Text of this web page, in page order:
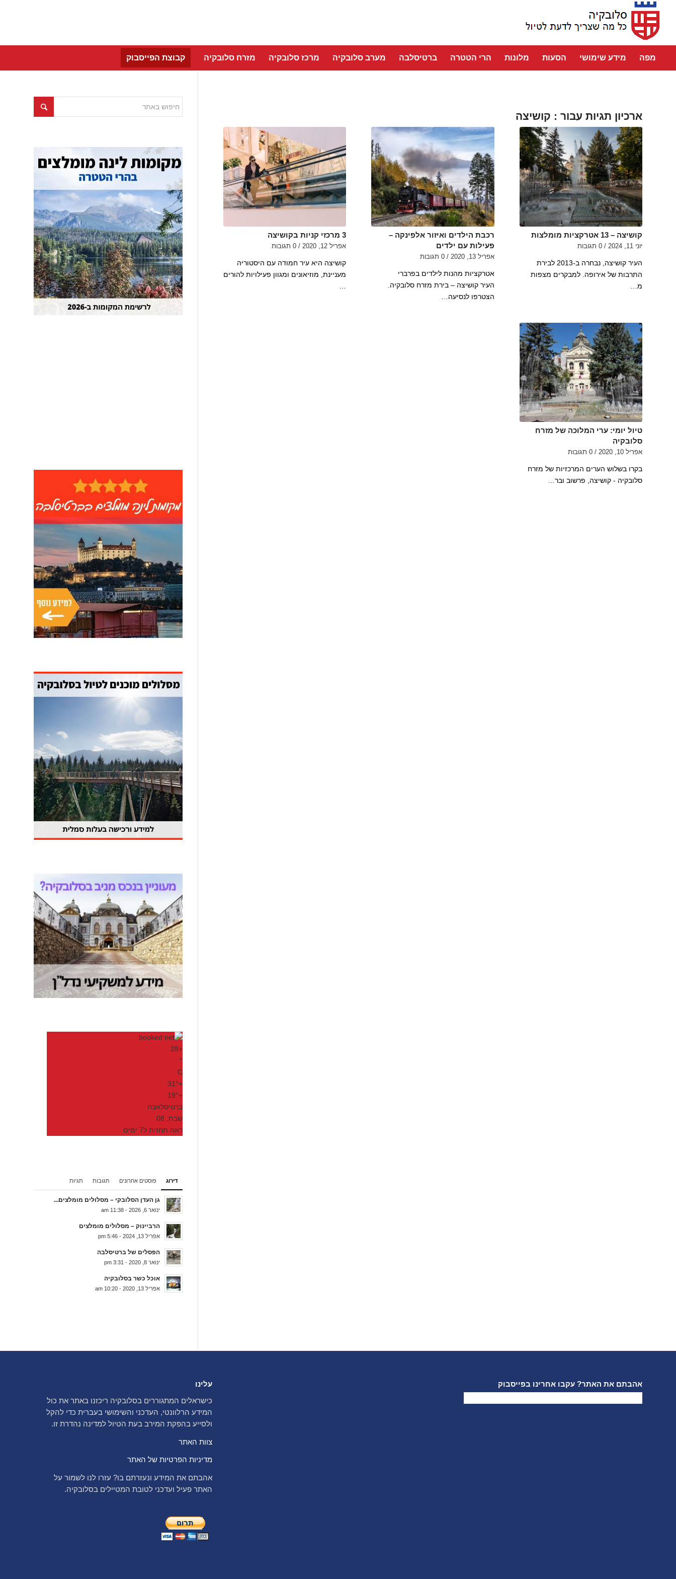
מפה מידע שימושי הסעות מלונות הרי הטטרה ברטיסלבה מערב סלובקיה מרכז סלובקיה מזרח סלובקיה קבוצת הפייסבוק
ארכיון תגיות עבור : קושיצה
קושיצה – 13 אטרקציות מומלצות
יוני 11, 2024 / 0 תגובות
העיר קושיצה, נבחרה ב-2013 לבירת
התרבות של אירופה. למבקרים מצפות
מ…
רכבת הילדים ואיזור אלפינקה –
פעילות עם ילדים
אפריל 13, 2020 / 0 תגובות
אטרקציות מהנות לילדים בפרברי
העיר קושיצה – בירת מזרח סלובקיה.
הצטרפו לנסיעה…
3 מרכזי קניות בקושיצה
אפריל 12, 2020 / 0 תגובות
קושיצה היא עיר חמודה עם היסטוריה
מעניינת, מוזיאונים ומגוון פעילויות להורים
טיול יומי: ערי המלוכה של מזרח
סלובקיה
אפריל 10, 2020 / 0 תגובות
בקרו בשלוש הערים המרכזיות של מזרח
סלובקיה - קושיצה, פרשוב ובר…
+
28
°
C
+
31°
+
19°
ברטיסלאבה
שבת, 08
ראה תחזית ל7 ימים
דירוג פוסטים אחרונים תגובות תגיות
גן העדן הסלובקי – מסלולים מומלצים...
ינואר 6, 2026 - 11:38 am
הרביינוק – מסלולים מומלצים
אפריל 13, 2024 - 5:46 pm
הפסלים של ברטיסלבה
ינואר 8, 2020 - 3:31 pm
אוכל כשר בסלובקיה
אפריל 13, 2020 - 10:20 am
אהבתם את האתר? עקבו אחרינו בפייסבוק
עלינו
כישראלים המתגוררים בסלובקיה ריכזנו באתר את כול
המידע הרלוונטי, העדכני והשימושי בעברית כדי להקל
ולסייע בהפקת המירב בעת הטיול למדינה נהדרת זו.
צוות האתר
מדיניות הפרטיות של האתר
אהבתם את המידע ונעזרתם בו? עזרו לנו לשמור על
האתר פעיל ועדכני לטובת המטיילים בסלובקיה.